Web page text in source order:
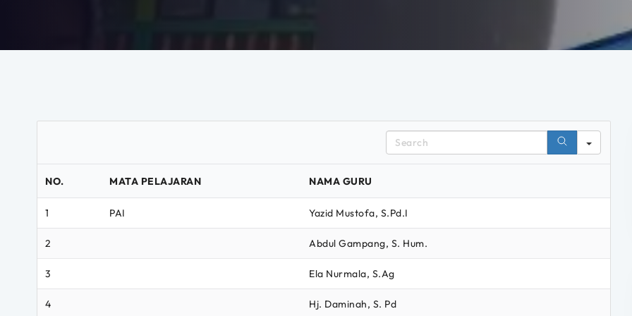
Search
NO. MATA PELAJARAN NAMA GURU
1 PAI Yazid Mustofa, S.Pd.I
2 Abdul Gampang, S. Hum.
3 Ela Nurmala, S.Ag
4 Hj. Daminah, S. Pd